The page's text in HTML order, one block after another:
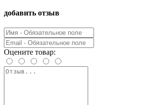
добавить отзыв
Оцените товар: